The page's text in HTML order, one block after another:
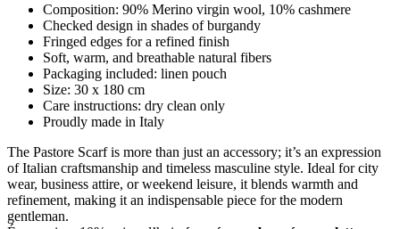
Composition: 90% Merino virgin wool, 10% cashmere
Checked design in shades of burgandy
Fringed edges for a refined finish
Soft, warm, and breathable natural fibers
Packaging included: linen pouch
Size: 30 x 180 cm
Care instructions: dry clean only
Proudly made in Italy
The Pastore Scarf is more than just an accessory; it’s an expression
of Italian craftsmanship and timeless masculine style. Ideal for city
wear, business attire, or weekend leisure, it blends warmth and
refinement, making it an indispensable piece for the modern
gentleman.